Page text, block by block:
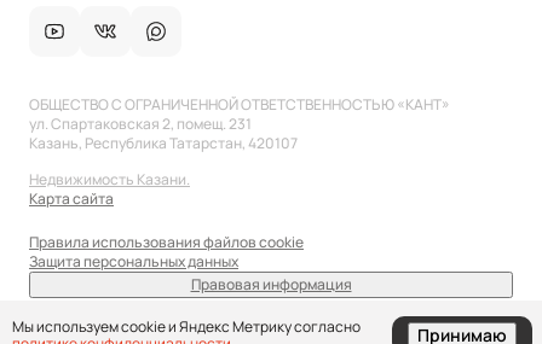
ОБЩЕСТВО С ОГРАНИЧЕННОЙ ОТВЕТСТВЕННОСТЬЮ «КАНТ»
ул. Спартаковская 2, помещ. 231
Казань, Республика Татарстан, 420107
Недвижимость Казани.
Карта сайта
Правила использования файлов cookie
Защита персональных данных
Правовая информация
Мы используем cookie и Яндекс Метрику согласно
Принимаю